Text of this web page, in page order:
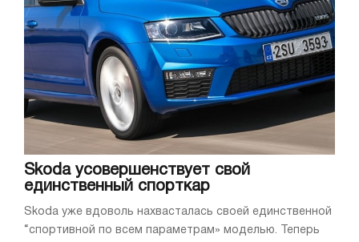
Skoda усовершенствует свой
единственный спорткар
Skoda уже вдоволь нахвасталась своей единственной
“спортивной по всем параметрам» моделью. Теперь